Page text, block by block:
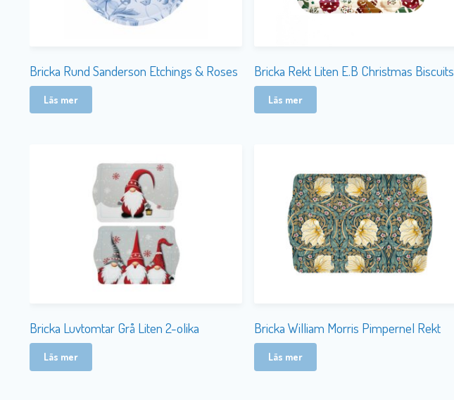
Bricka Rund Sanderson Etchings & Roses
Läs mer
Bricka Rekt Liten E.B Christmas Biscuits
Läs mer
Bricka Luvtomtar Grå Liten 2-olika
Läs mer
Bricka William Morris Pimpernel Rekt
Läs mer